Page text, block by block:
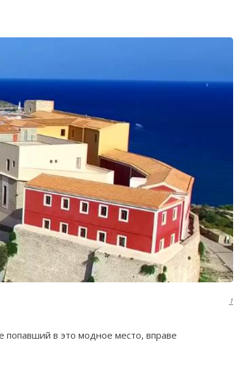
1
в это модное место, вправе